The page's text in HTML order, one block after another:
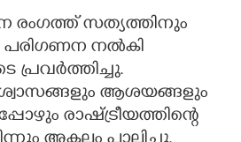
രംഗത്ത് സത്യത്തിനും
പരിഗണന നൽകി
പ്രവർത്തിച്ചു.
ആശയങ്ങളും
രാഷ്ട്രീയത്തിന്റെ